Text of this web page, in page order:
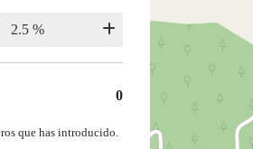
0
que has introducido.